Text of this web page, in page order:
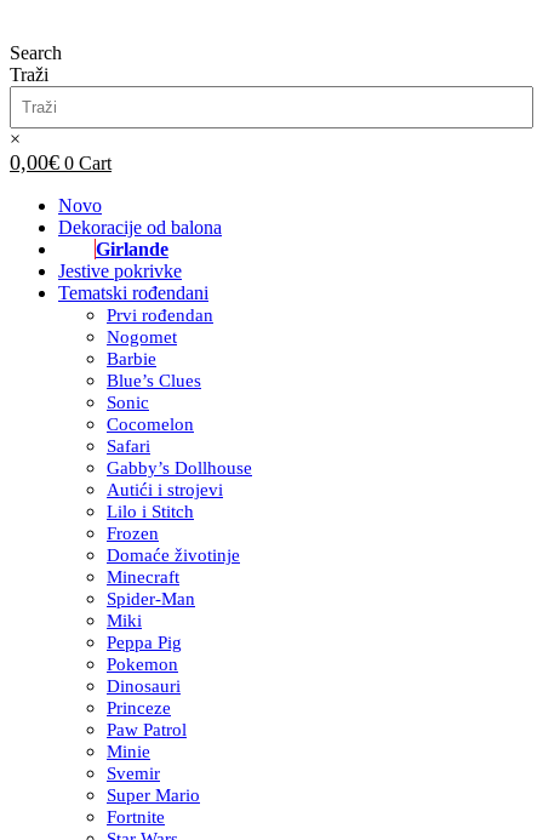
Search
Traži
×
0,00€ 0 Cart
Novo
Dekoracije od balona
Girlande
Jestive pokrivke
Tematski rođendani
Prvi rođendan
Nogomet
Barbie
Blue’s Clues
Sonic
Cocomelon
Safari
Gabby’s Dollhouse
Autići i strojevi
Lilo i Stitch
Frozen
Domaće životinje
Minecraft
Spider-Man
Miki
Peppa Pig
Pokemon
Dinosauri
Princeze
Paw Patrol
Minie
Svemir
Super Mario
Fortnite